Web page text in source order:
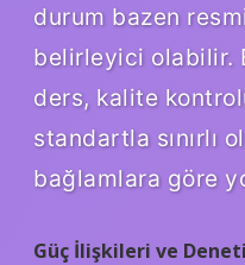
durum bazen
belirleyici olabilir.
ders, kalite
standartla sınırlı
bağlamlara göre
Güç İlişkileri ve